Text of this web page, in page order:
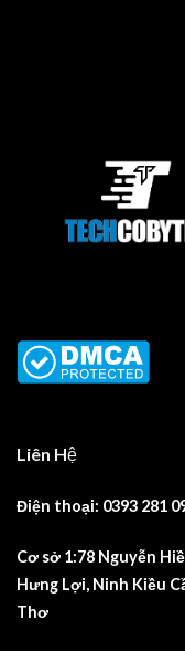
Liên Hệ
Điện thoại: 0393 281
Cơ sở 1:78 Nguyễn
Hưng Lợi, Ninh Kiều
Thơ